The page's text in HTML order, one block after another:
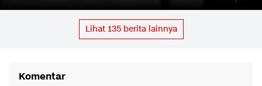
Lihat 135berita lainnya
Komentar